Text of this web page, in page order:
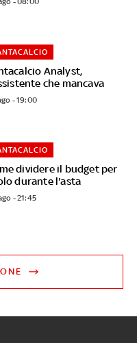
Analyst,
che mancava
- 19:00
dividere il budget per
durante l'asta
- 21:45